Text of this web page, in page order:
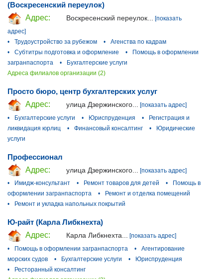
(Воскресенский переулок)
Адрес:
Воскресенский переулок...
[показать
адрес]
•
Трудоустройство за рубежом •
Агенства по кадрам
•
Субтитры подготовка и оформление •
Помощь в оформлении
загранпаспорта
•
Бухгалтерские услуги
Адреса филиалов организации (2)
Просто бюро, центр бухгалтерских услуг
Адрес:
улица Дзержинского...
[показать адрес]
•
Бухгалтерские услуги • Юриспруденция •
Регистрация и
ликвидация юрлиц
• Финансовый консалтинг •
Юридические
услуги
Профессионал
Адрес:
улица Дзержинского...
[показать адрес]
•
Имидж-консультант • Ремонт товаров для детей •
Помощь в
оформлении загранпаспорта
•
Ремонт и отделка помещений
•
Ремонт и укладка напольных покрытий
Ю-райт (Карла Либкнехта)
Адрес:
Карла Либкнехта... [показать адрес]
•
Помощь в оформлении загранпаспорта •
Агентирование
морских судов
• Бухгалтерские услуги •
Юриспруденция
•
Ресторанный консалтинг